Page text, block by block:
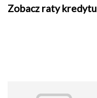
Zobacz raty kredytu